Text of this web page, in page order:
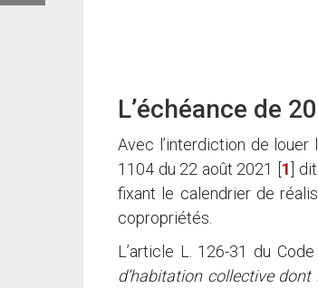
L’échéance de
Avec l’interdiction de
1104 du 22 août 2021
1
fixant le calendrier de
copropriétés.
L’article L. 126-31 du
d’habitation collective